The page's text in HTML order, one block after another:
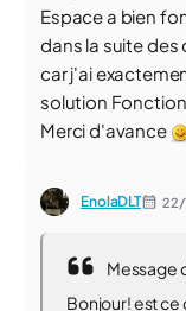
Espace a bien
dans la suite des
car j'ai
solution
Merci d'avance
EnolaDLT 22/
Message
Bonjour! est